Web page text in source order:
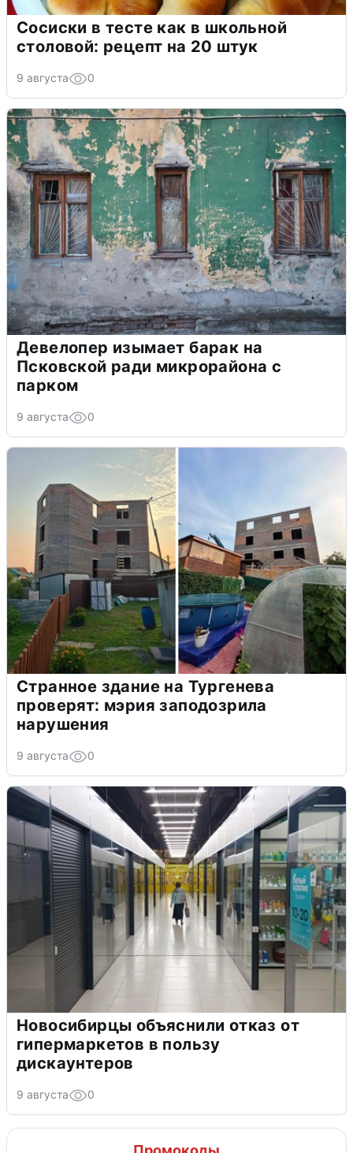
Сосиски в тесте как в школьной
столовой: рецепт на 20 штук
9 августа 0
Девелопер изымает барак на
Псковской ради микрорайона с
парком
9 августа 0
Странное здание на Тургенева
проверят: мэрия заподозрила
нарушения
9 августа 0
Новосибирцы объяснили отказ от
гипермаркетов в пользу
дискаунтеров
9 августа 0